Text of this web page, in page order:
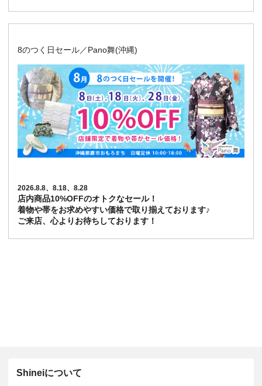
8のつく日セール／Pano舞(沖縄)
2026.8.8、8.18、8.28
店内商品10%OFFのオトクなセール！
着物や帯をお求めやすい価格で取り揃えております♪
ご来店、心よりお待ちしております！
Shineiについて